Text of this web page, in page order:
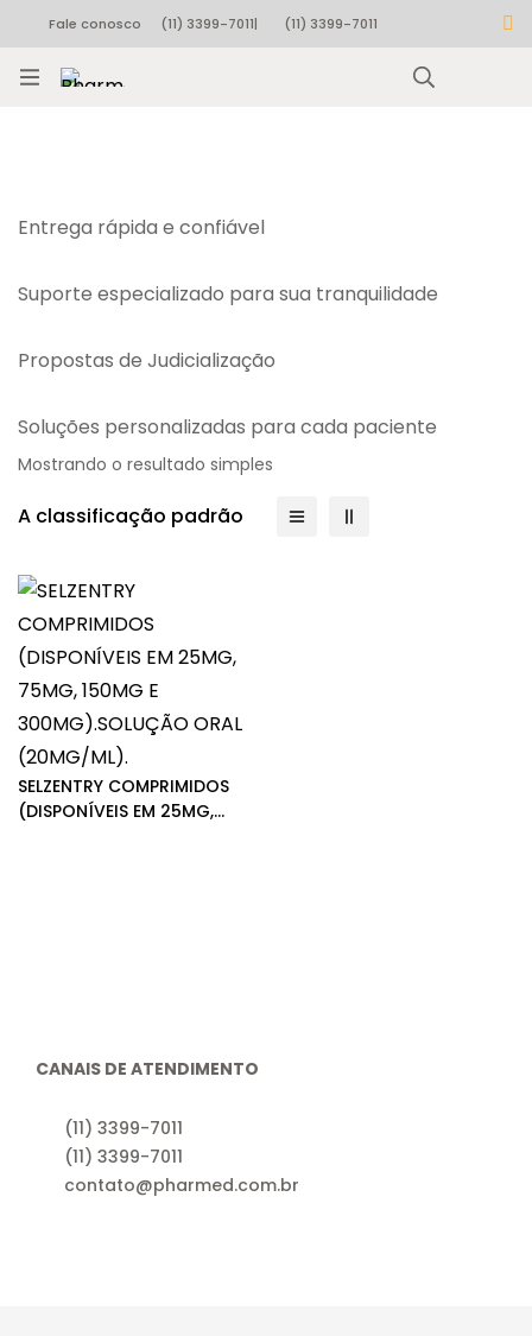
Fale conosco (11) 3399-7011|
(11) 3399-7011
Entrega rápida e confiável
Suporte especializado para sua tranquilidade
Propostas de Judicialização
Soluções personalizadas para cada paciente
Mostrando o resultado simples
A classificação padrão
SELZENTRY COMPRIMIDOS
(DISPONÍVEIS EM 25MG,
CANAIS DE ATENDIMENTO
(11) 3399-7011
(11) 3399-7011
contato@pharmed.com.br